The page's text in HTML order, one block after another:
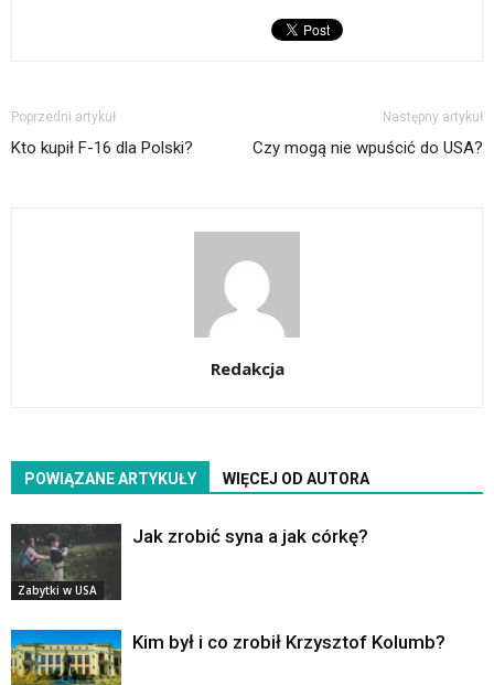
Poprzedni artykuł
Kto kupił F-16 dla Polski?
Następny artykuł
Czy mogą nie wpuścić do USA?
Redakcja
POWIĄZANE ARTYKUŁY WIĘCEJ OD AUTORA
Zabytki w USA
Jak zrobić syna a jak córkę?
Kim był i co zrobił Krzysztof Kolumb?